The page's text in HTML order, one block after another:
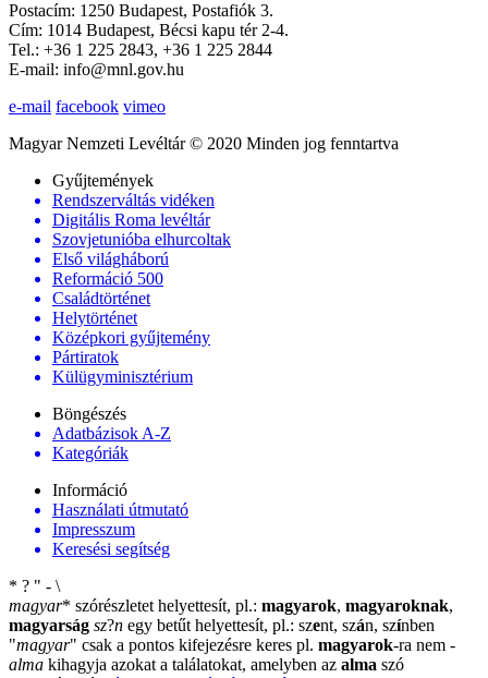
Postacím: 1250 Budapest, Postafiók 3.
Cím: 1014 Budapest, Bécsi kapu tér 2-4.
Tel.: +36 1 225 2843, +36 1 225 2844
E-mail: info@mnl.gov.hu
e-mail facebook vimeo
Magyar Nemzeti Levéltár © 2020 Minden jog fenntartva
Gyűjtemények
Rendszerváltás vidéken
Digitális Roma levéltár
Szovjetunióba elhurcoltak
Első világháború
Reformáció 500
Családtörténet
Helytörténet
Középkori gyűjtemény
Pártiratok
Külügyminisztérium
Böngészés
Adatbázisok A-Z
Kategóriák
Információ
Használati útmutató
Impresszum
Keresési segítség
* ? " - \
magyar* szórészletet helyettesít, pl.: magyarok, magyaroknak,
magyarság sz?n egy betűt helyettesít, pl.: szent, szán, színben
"magyar" csak a pontos kifejezésre keres pl. magyarok-ra nem -
alma kihagyja azokat a találatokat, amelyben az alma szó